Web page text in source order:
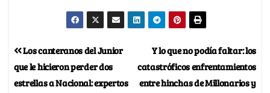
Y lo que no podía faltar: los
catastróficos enfrentamientos
entre hinchas de Millonarios y
Los canteranos del Junior
que le hicieron perder dos
estrellas a Nacional: expertos